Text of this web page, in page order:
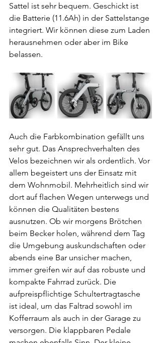
Sattel ist sehr bequem. Geschickt ist
die Batterie (11.6Ah) in der Sattelstange
integriert. Wir können diese zum Laden
herausnehmen oder aber im Bike
belassen.
Auch die Farbkombination gefällt uns
sehr gut. Das Ansprechverhalten des
Velos bezeichnen wir als ordentlich. Vor
allem begeistert uns der Einsatz mit
dem Wohnmobil. Mehrheitlich sind wir
dort auf flachen Wegen unterwegs und
können die Qualitäten bestens
ausnutzen. Ob wir morgens Brötchen
beim Becker holen, während dem Tag
die Umgebung auskundschaften oder
abends eine Bar unsicher machen,
immer greifen wir auf das robuste und
kompakte Fahrrad zurück. Die
aufpreispflichtige Schultertragtasche
ist ideal, um das Faltrad sowohl im
Kofferraum als auch in der Garage zu
versorgen. Die klappbaren Pedale